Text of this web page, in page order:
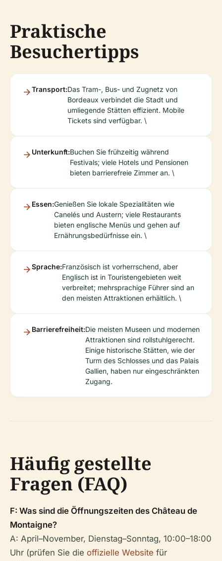
Praktische
Besuchertipps
Transport:Das Tram-, Bus- und Zugnetz von
Bordeaux verbindet die Stadt und
umliegende Stätten effizient. Mobile
Tickets sind verfügbar. \
Unterkunft:Buchen Sie frühzeitig während
Festivals; viele Hotels und Pensionen
bieten barrierefreie Zimmer an. \
Essen:Genießen Sie lokale Spezialitäten wie
Canelés und Austern; viele Restaurants
bieten englische Menüs und gehen auf
Ernährungsbedürfnisse ein. \
Sprache:Französisch ist vorherrschend, aber
Englisch ist in Touristengebieten weit
verbreitet; mehrsprachige Führer sind an
den meisten Attraktionen erhältlich. \
Barrierefreiheit:Die meisten Museen und modernen
Attraktionen sind rollstuhlgerecht.
Einige historische Stätten, wie der
Turm des Schlosses und das Palais
Gallien, haben nur eingeschränkten
Zugang.
Häufig gestellte
Fragen (FAQ)
F: Was sind die Öffnungszeiten des Château de
Montaigne?
A: April–November, Dienstag–Sonntag, 10:00–18:00
Uhr (prüfen Sie die offizielle Website für